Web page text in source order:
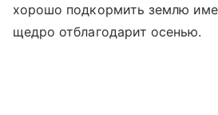
хорошо подкормить землю
щедро отблагодарит осенью.